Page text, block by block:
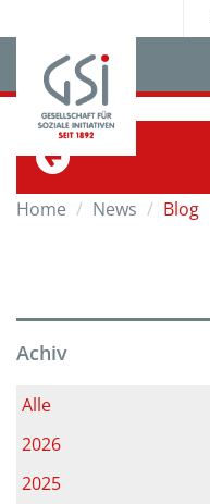
Home News Blog
Achiv
Alle
2026
2025